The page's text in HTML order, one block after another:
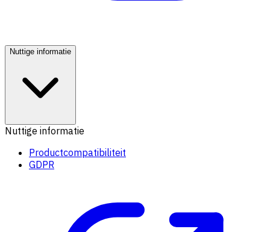
Nuttige informatie
Nuttige informatie
Productcompatibiliteit
GDPR